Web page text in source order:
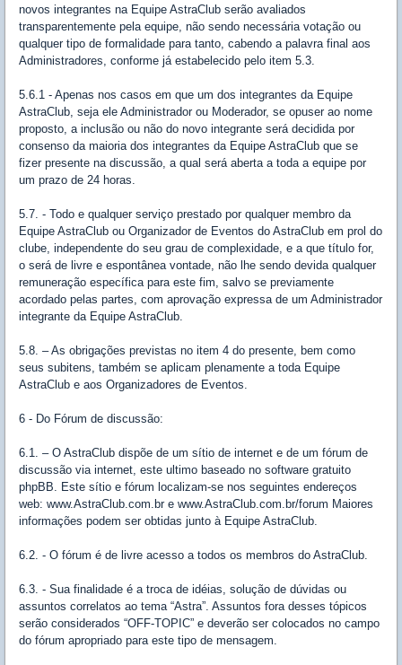
novos integrantes na Equipe AstraClub serão avaliados
transparentemente pela equipe, não sendo necessária votação ou
qualquer tipo de formalidade para tanto, cabendo a palavra final aos
Administradores, conforme já estabelecido pelo item 5.3.
5.6.1 - Apenas nos casos em que um dos integrantes da Equipe
AstraClub, seja ele Administrador ou Moderador, se opuser ao nome
proposto, a inclusão ou não do novo integrante será decidida por
consenso da maioria dos integrantes da Equipe AstraClub que se
fizer presente na discussão, a qual será aberta a toda a equipe por
um prazo de 24 horas.
5.7. - Todo e qualquer serviço prestado por qualquer membro da
Equipe AstraClub ou Organizador de Eventos do AstraClub em prol do
clube, independente do seu grau de complexidade, e a que título for,
o será de livre e espontânea vontade, não lhe sendo devida qualquer
remuneração específica para este fim, salvo se previamente
acordado pelas partes, com aprovação expressa de um Administrador
integrante da Equipe AstraClub.
5.8. – As obrigações previstas no item 4 do presente, bem como
seus subitens, também se aplicam plenamente a toda Equipe
AstraClub e aos Organizadores de Eventos.
6 - Do Fórum de discussão:
6.1. – O AstraClub dispõe de um sítio de internet e de um fórum de
discussão via internet, este ultimo baseado no software gratuito
phpBB. Este sítio e fórum localizam-se nos seguintes endereços
web: www.AstraClub.com.br e www.AstraClub.com.br/forum Maiores
informações podem ser obtidas junto à Equipe AstraClub.
6.2. - O fórum é de livre acesso a todos os membros do AstraClub.
6.3. - Sua finalidade é a troca de idéias, solução de dúvidas ou
assuntos correlatos ao tema “Astra”. Assuntos fora desses tópicos
serão considerados “OFF-TOPIC” e deverão ser colocados no campo
do fórum apropriado para este tipo de mensagem.